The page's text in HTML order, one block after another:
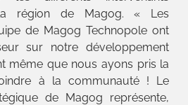
région de Magog. « Les
de Magog Technopole ont
sur notre développement
même que nous ayons pris la
à la communauté ! Le
de Magog représente,